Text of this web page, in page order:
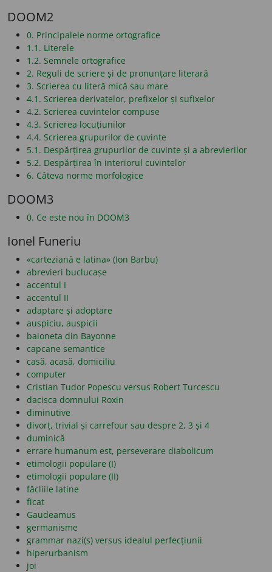
DOOM2
0. Principalele norme ortografice
1.1. Literele
1.2. Semnele ortografice
2. Reguli de scriere și de pronunțare literară
3. Scrierea cu literă mică sau mare
4.1. Scrierea derivatelor, prefixelor și sufixelor
4.2. Scrierea cuvintelor compuse
4.3. Scrierea locuțiunilor
4.4. Scrierea grupurilor de cuvinte
5.1. Despărțirea grupurilor de cuvinte și a abrevierilor
5.2. Despărțirea în interiorul cuvintelor
6. Câteva norme morfologice
DOOM3
0. Ce este nou în DOOM3
Ionel Funeriu
«carteziană e latina» (Ion Barbu)
abrevieri buclucașe
accentul I
accentul II
adaptare și adoptare
auspiciu, auspicii
baioneta din Bayonne
capcane semantice
casă, acasă, domiciliu
computer
Cristian Tudor Popescu versus Robert Turcescu
dacisca domnului Roxin
diminutive
divorț, trivial și carrefour sau despre 2, 3 și 4
duminică
errare humanum est, perseverare diabolicum
etimologii populare (I)
etimologii populare (II)
făcliile latine
ficat
Gaudeamus
germanisme
grammar nazi(s) versus idealul perfecțiunii
hiperurbanism
joi